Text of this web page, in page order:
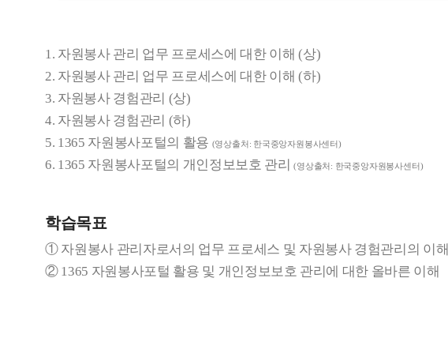
1. 자원봉사 관리 업무 프로세스에 대한 이해(상)
2. 자원봉사 관리 업무 프로세스에 대한 이해(하)
3. 자원봉사 경험관리 (상)
4. 자원봉사 경험관리 (하)
5. 1365 자원봉사포털의 활용 (영상출처 : 한국중앙자원봉사센터)
6. 1365 자원봉사포털의 개인정보보호 관리(영상출처 : 한국중앙자원봉사센터)
학습목표
① 자원봉사 관리자로서의 업무 프로세스 및 자원봉사 경험관리의 이해
② 1365 자원봉사포털 활용 및 개인정보보호 관리에 대한 올바른 이해